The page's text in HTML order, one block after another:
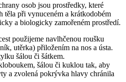
osob jsou prostředky, které
těla při vynuceném a krátkodobém
a biologicky zamořeném prostředí.
použijeme navlhčenou roušku
utěrka) přiložením na nos a ústa.
šálou či šátkem.
šálou či kuklou tak, aby
a zvolená pokrývka hlavy chránila